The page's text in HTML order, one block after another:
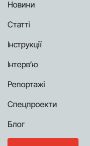
Новини
Статті
Інструкції
Інтерв’ю
Репортажі
Спецпроекти
Блог